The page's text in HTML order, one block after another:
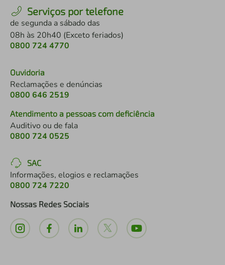
Serviços por telefone
de segunda a sábado das
08h às 20h40 (Exceto feriados)
0800 724 4770
Ouvidoria
Reclamações e denúncias
0800 646 2519
Atendimento a pessoas com deficiência
Auditivo ou de fala
0800 724 0525
SAC
Informações, elogios e reclamações
0800 724 7220
Nossas Redes Sociais